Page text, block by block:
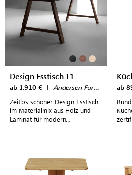
Design Esstisch T1
ab 1.910 € | Andersen Furniture
Zeitlos schöner Design Esstisch
im Materialmix aus Holz und
Laminat für modern
ab